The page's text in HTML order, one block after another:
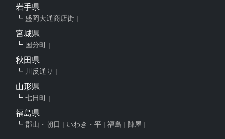
岩手県
盛岡大通商店街
宮城県
国分町
秋田県
川反通り
山形県
七日町
福島県
郡山・朝日 いわき・平 福島 陣屋